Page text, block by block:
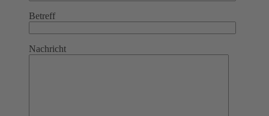
Betreff
Nachricht